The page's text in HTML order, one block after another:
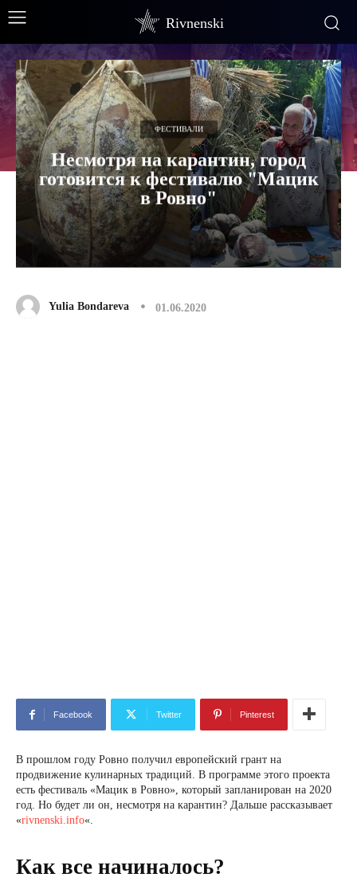
Rivnenski
ФЕСТИВАЛИ
Несмотря на карантин, город
готовится к фестивалю "Мацик
в Ровно"
Yulia Bondareva 01.06.2020
Facebook Twitter Pinterest
В прошлом году Ровно получил европейский грант на
продвижение кулинарных традиций. В программе этого проекта
есть фестиваль «Мацик в Ровно», который запланирован на 2020
год. Но будет ли он, несмотря на карантин? Дальше рассказывает
«rivnenski.info«.
Как все начиналось?